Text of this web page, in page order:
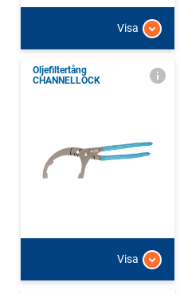
Visa
Oljefiltertång
CHANNELLOCK
Visa